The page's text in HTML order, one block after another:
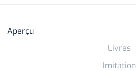
Aperçu
Livres
Imitation